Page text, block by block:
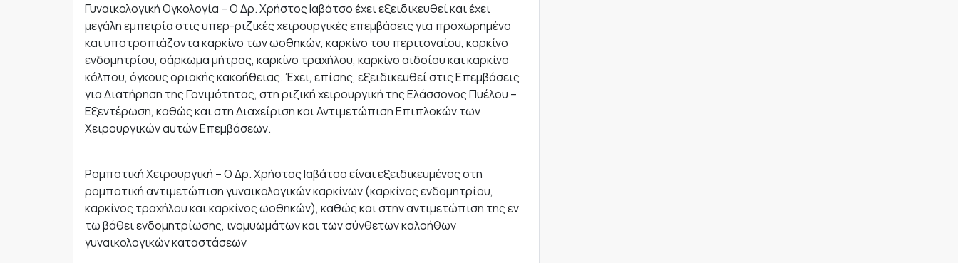
Γυναικολογική Ογκολογία – Ο Δρ. Χρήστος Ιαβάτσο έχει εξειδικευθεί και έχει
μεγάλη εμπειρία στις υπερ-ριζικές χειρουργικές επεμβάσεις για προχωρημένο
και υποτροπιάζοντα καρκίνο των ωοθηκών, καρκίνο του περιτοναίου, καρκίνο
ενδομητρίου, σάρκωμα μήτρας, καρκίνο τραχήλου, καρκίνο αιδοίου και καρκίνο
κόλπου, όγκους οριακής κακοήθειας. Έχει, επίσης, εξειδικευθεί στις Επεμβάσεις
για Διατήρηση της Γονιμότητας, στη ριζική χειρουργική της Ελάσσονος Πυέλου –
Εξεντέρωση, καθώς και στη Διαχείριση και Αντιμετώπιση Επιπλοκών των
Χειρουργικών αυτών Επεμβάσεων.
Ρομποτική Χειρουργική – Ο Δρ. Χρήστος Ιαβάτσο είναι εξειδικευμένος στη
ρομποτική αντιμετώπιση γυναικολογικών καρκίνων (καρκίνος ενδομητρίου,
καρκίνος τραχήλου και καρκίνος ωοθηκών), καθώς και στην αντιμετώπιση της εν
τω βάθει ενδομητρίωσης, ινομυωμάτων και των σύνθετων καλοήθων
γυναικολογικών καταστάσεων